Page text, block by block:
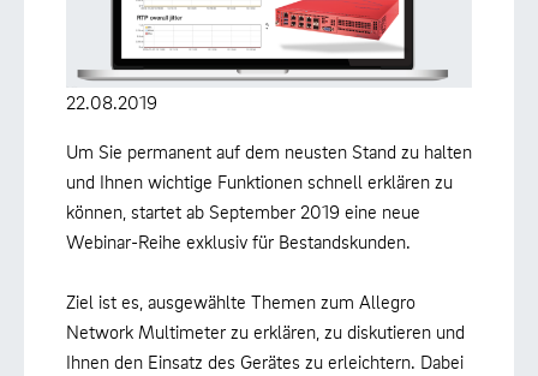
22.08.2019
Um Sie permanent auf dem neusten Stand zu halten
und Ihnen wichtige Funktionen schnell erklären zu
können, startet ab September 2019 eine neue
Webinar-Reihe exklusiv für Bestandskunden.
Ziel ist es, ausgewählte Themen zum Allegro
Network Multimeter zu erklären, zu diskutieren und
Ihnen den Einsatz des Gerätes zu erleichtern. Dabei